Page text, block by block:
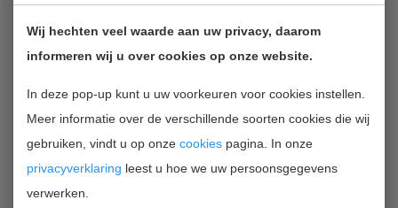
Wij hechten veel waarde aan uw privacy, daarom
informeren wij u over cookies op onze website.
In deze pop-up kunt u uw voorkeuren voor cookies instellen.
Meer informatie over de verschillende soorten cookies die wij
gebruiken, vindt u op onze cookies pagina. In onze
privacyverklaring leest u hoe we uw persoonsgegevens
verwerken.
aangesloten op een mobiele telefoon of
tablet waardoor er geen extra scherm
benodigd is en wat kosten bespaart.